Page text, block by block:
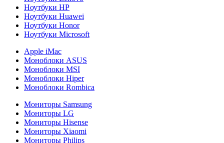
Ноутбуки HP
Ноутбуки Huawei
Ноутбуки Honor
Ноутбуки Microsoft
Apple iMac
Моноблоки ASUS
Моноблоки MSI
Моноблоки Hiper
Моноблоки Rombica
Мониторы Samsung
Мониторы LG
Мониторы Hisense
Мониторы Xiaomi
Мониторы Philips